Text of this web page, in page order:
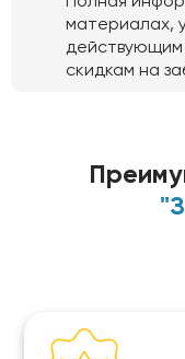
материалах,
действующим
скидкам на